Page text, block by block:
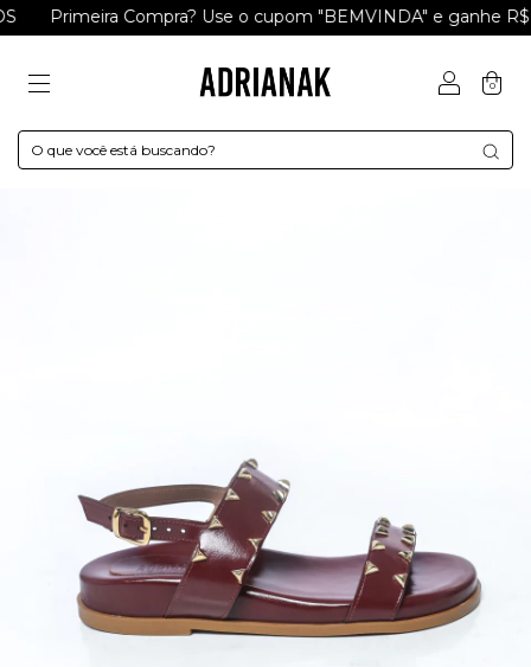
Primeira Compra? Use o cupom "BEMVINDA" e ganhe R$
0